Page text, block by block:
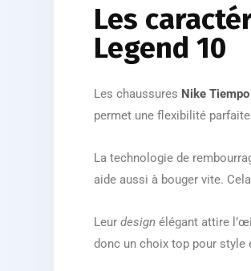
Les
Legend 10
Les chaussures Nike
permet une flexibilité
La technologie de
aide aussi à bouger vite.
Leur design élégant attire
donc un choix top pour style